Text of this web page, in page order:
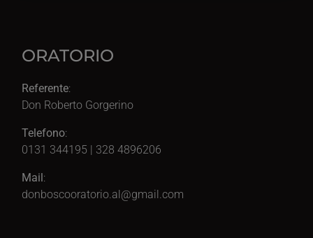
ORATORIO
Referente:
Don Roberto Gorgerino
Telefono:
0131 344195 | 328 4896206
Mail:
donboscooratorio.al@gmail.com